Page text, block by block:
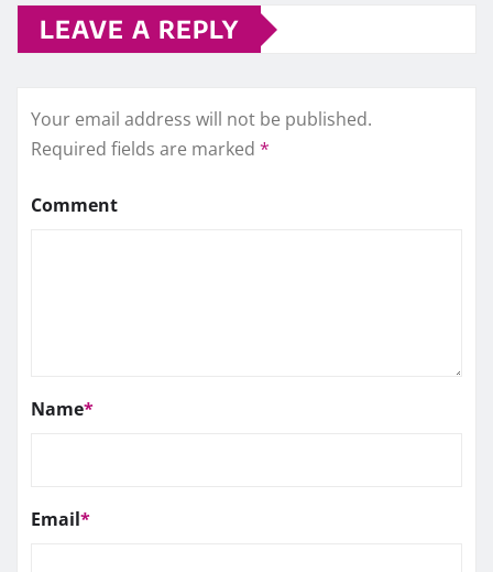
LEAVE A REPLY
Your email address will not be published.
Required fields are marked *
Comment
Name*
Email*